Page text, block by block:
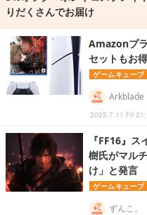
りだくさんでお届け
Amazonプ
セットもお
ゲームキューブ
2025.7.11 Fri
Arkblade
『FF16』
樹氏がマル
け」と発言
ゲームキューブ
ずんこ。